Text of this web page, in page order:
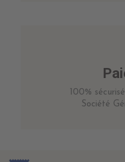
100%
Société